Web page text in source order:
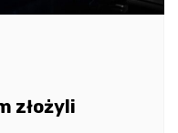
złożyli